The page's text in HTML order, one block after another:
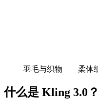
羽毛与织物——柔体
什么是 Kling 3.0？